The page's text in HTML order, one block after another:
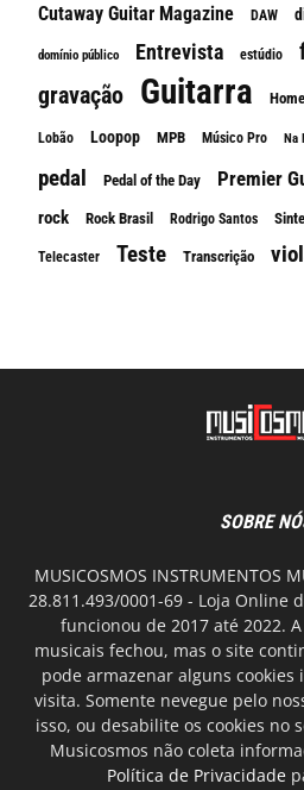
Cutaway Guitar Magazine DAW
domínio público Entrevista estúdio
gravação Guitarra
Lobão Loopop MPB Músico Pro Na
pedal Pedal of the Day Premier
rock Rock Brasil Rodrigo Santos
Telecaster Teste Transcrição
SOBRE
MUSICOSMOS INSTRUMENTOS
28.811.493/0001-69 - Loja Online
funcionou de 2017 até 2022.
musicais fechou, mas o site
pode armazenar alguns
visita. Somente nevegue pelo
isso, ou desabilite os cookies no
Musicosmos não coleta
Política de Privacidade